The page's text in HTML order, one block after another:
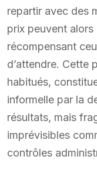
repartir avec des
prix peuvent
récompensant
d’attendre. Cette
habitués,
informelle par la
résultats, mais
imprévisibles
contrôles